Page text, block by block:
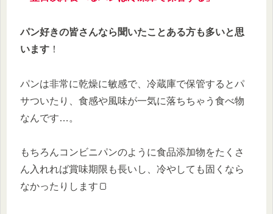
パン好きの皆さんなら聞いたことある方も多いと思
います ！
パンは非常に乾燥に敏感で、冷蔵庫で保管するとパ
サついたり、食感や風味が一気に落ちちゃう食べ物
なんです…。
もちろんコンビニパンのように食品添加物をたくさ
ん入れれば賞味期限も長いし、冷やしても固くなら
なかったりします🍞